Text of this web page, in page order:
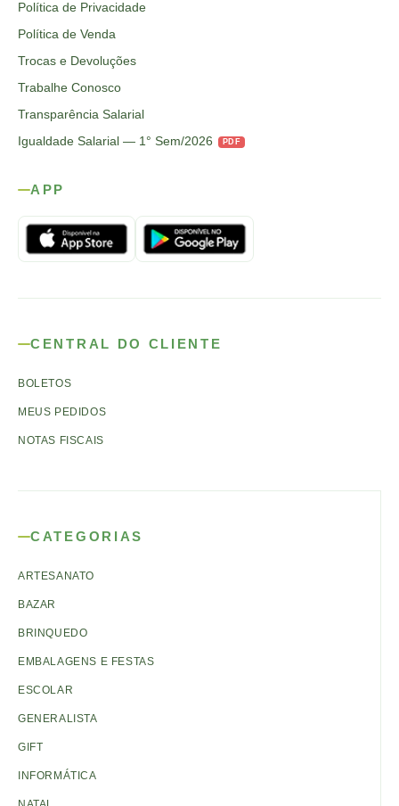
Política de Privacidade
Política de Venda
Trocas e Devoluções
Trabalhe Conosco
Transparência Salarial
Igualdade Salarial — 1° Sem/2026
PDF
APP
CENTRAL DO CLIENTE
BOLETOS
MEUS PEDIDOS
NOTAS FISCAIS
CATEGORIAS
ARTESANATO
BAZAR
BRINQUEDO
EMBALAGENS E FESTAS
ESCOLAR
GENERALISTA
GIFT
INFORMÁTICA